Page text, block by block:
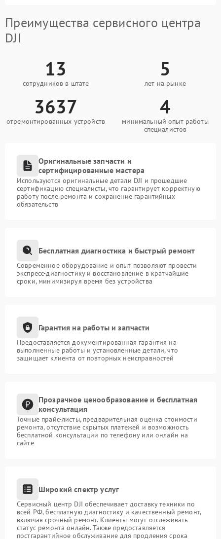
Преимущества сервисного центра
DJI
13
сотрудников в штате
5
лет на рынке
3637
отремонтированных устройств
4
минимальный опыт работы
специалистов
Оригинальные запчасти и
сертифицированные мастера
Используются оригинальные детали DJI и прошедшие
сертификацию специалисты, что гарантирует корректную
работу после ремонта и сохранение гарантийных
обязательств
Бесплатная диагностика и быстрый ремонт
Современное оборудование и опыт позволяют провести
экспресс-диагностику и восстановление в кратчайшие
сроки, минимизируя время без устройства
Гарантия на работы и запчасти
Предоставляется документированная гарантия на
выполненные работы и установленные детали, что
защищает клиента от повторных неисправностей
Прозрачное ценообразование и бесплатная
консультация
Точные прайс-листы, предварительная оценка стоимости
ремонта, отсутствие скрытых платежей и возможность
бесплатной консультации по телефону или онлайн на
сайте
Широкий спектр услуг
Сервисный центр DJI обеспечивает доставку техники по
всей РФ, бесплатную диагностику и качественный ремонт,
включая срочный ремонт. Клиенты могут отслеживать
статус ремонта онлайн. Также предоставляется
постгарантийное обслуживание для продления срока